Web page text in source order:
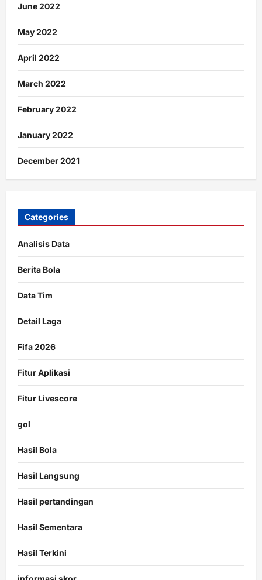
June 2022
May 2022
April 2022
March 2022
February 2022
January 2022
December 2021
Categories
Analisis Data
Berita Bola
Data Tim
Detail Laga
Fifa 2026
Fitur Aplikasi
Fitur Livescore
gol
Hasil Bola
Hasil Langsung
Hasil pertandingan
Hasil Sementara
Hasil Terkini